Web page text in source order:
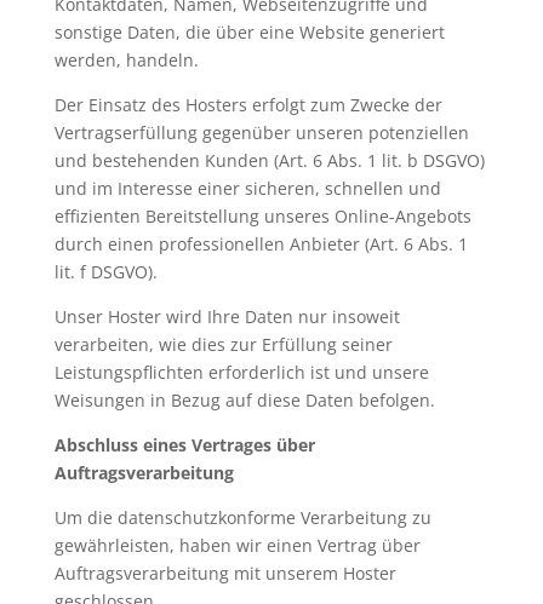
sonstige Daten, die über eine Website generiert
werden, handeln.
Der Einsatz des Hosters erfolgt zum Zwecke der
Vertragserfüllung gegenüber unseren potenziellen
und bestehenden Kunden (Art. 6 Abs. 1 lit. b DSGVO)
und im Interesse einer sicheren, schnellen und
effizienten Bereitstellung unseres Online-Angebots
durch einen professionellen Anbieter (Art. 6 Abs. 1
lit. f DSGVO).
Unser Hoster wird Ihre Daten nur insoweit
verarbeiten, wie dies zur Erfüllung seiner
Leistungspflichten erforderlich ist und unsere
Weisungen in Bezug auf diese Daten befolgen.
Abschluss eines Vertrages über
Auftragsverarbeitung
Um die datenschutzkonforme Verarbeitung zu
gewährleisten, haben wir einen Vertrag über
Auftragsverarbeitung mit unserem Hoster